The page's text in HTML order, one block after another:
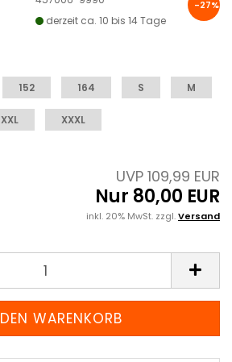
-27%
derzeit ca. 10 bis 14 Tage
152 164 S M
XXL XXXL
UVP 109,99 EUR
Nur 80,00 EUR
inkl. 20% MwSt. zzgl.Versand